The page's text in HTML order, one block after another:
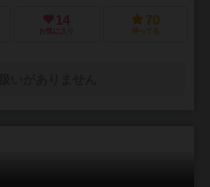
14
お気に入り
70
持ってる